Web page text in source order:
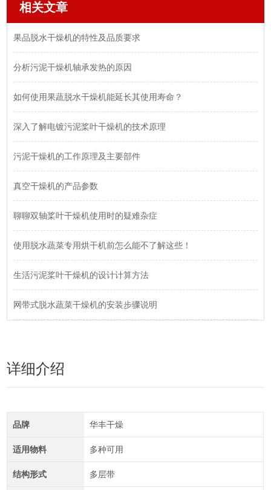
相关文章
果品脱水干燥机的特性及品质要求
分析污泥干燥机轴承发热的原因
如何使用果蔬脱水干燥机能延长其使用寿命？
深入了解电镀污泥桨叶干燥机的技术原理
污泥干燥机的工作原理及主要部件
真空干燥机的产品参数
聊聊双轴桨叶干燥机使用时的疑难杂症
使用脱水蔬菜专用烘干机前怎么能不了解这些！
生活污泥桨叶干燥机的设计计算方法
网带式脱水蔬菜干燥机的安装步骤说明
详细介绍
品牌 华丰干燥
适用物料 多种可用
结构形式 多层带